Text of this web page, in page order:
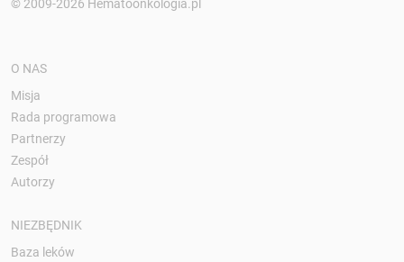
© 2009-2026 Hematoonkologia.pl
O NAS
Misja
Rada programowa
Partnerzy
Zespół
Autorzy
NIEZBĘDNIK
Baza leków